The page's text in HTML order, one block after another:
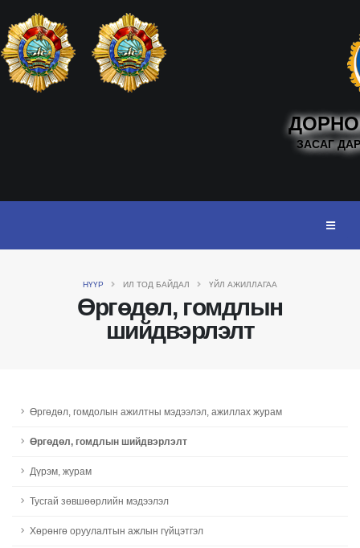
ЗАСАГ
НҮҮР ИЛ ТОД БАЙДАЛ ҮЙЛ АЖИЛЛАГАА
Өргөдөл, гомдлын
шийдвэрлэлт
Өргөдөл, гомдолын ажилтны мэдээлэл, ажиллах журам
Өргөдөл, гомдлын шийдвэрлэлт
Дүрэм, журам
Тусгай зөвшөөрлийн мэдээлэл
Хөрөнгө оруулалтын ажлын гүйцэтгэл